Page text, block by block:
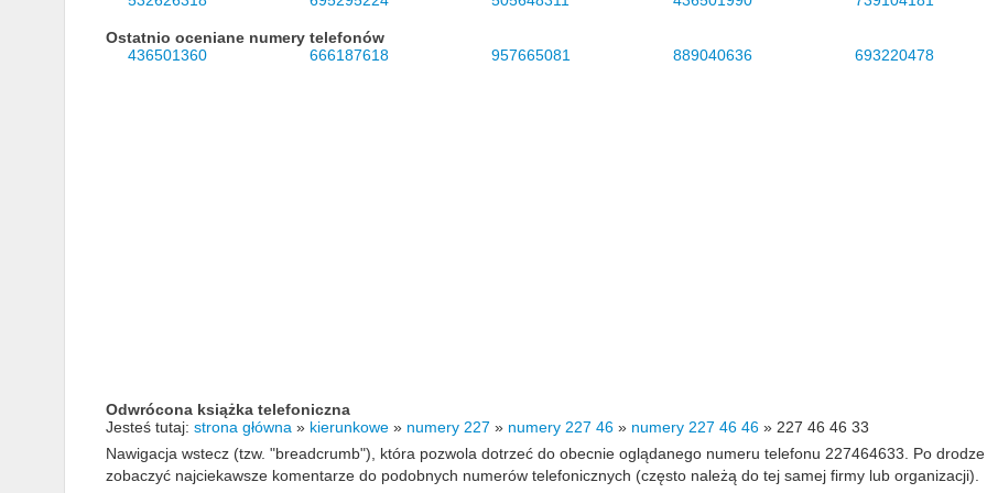
Ostatnio oceniane numery telefonów
436501360
666187618 957665081 889040636 693220478
Odwrócona książka telefoniczna
Jesteś tutaj: strona główna » kierunkowe » numery 227 » numery 227 46 » numery 227 46 46 » 227 46 46 33
Nawigacja wstecz (tzw. "breadcrumb"), która pozwola dotrzeć do obecnie oglądanego numeru telefonu 227464633. Po
zobaczyć najciekawsze komentarze do podobnych numerów telefonicznych (często należą do tej samej firmy lub organizacji).